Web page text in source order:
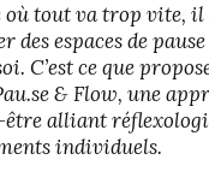
où tout va trop vite,
des espaces de
C’est ce que
& Flow, une
alliant
individuels.